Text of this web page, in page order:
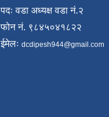
पदः वडा अध्यक्ष वडा नं.२
फोन नं. ९८४५०४१८२२
ईमेलः dcdipesh944@gmail.com